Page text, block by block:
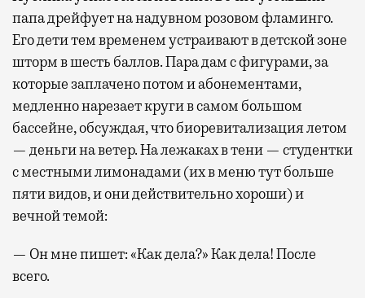
папа дрейфует на надувном розовом фламинго.
Его дети тем временем устраивают в детской зоне
шторм в шесть баллов. Пара дам с фигурами, за
которые заплачено потом и абонементами,
медленно нарезает круги в самом большом
бассейне, обсуждая, что биоревитализация летом
— деньги на ветер. На лежаках в тени — студентки
с местными лимонадами (их в меню тут больше
пяти видов, и они действительно хороши) и
вечной темой:
— Он мне пишет: «Как дела?» Как дела! После
всего.